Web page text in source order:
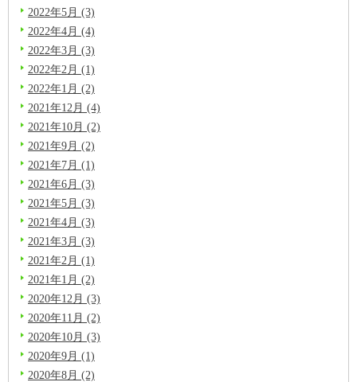
2022年5月 (3)
2022年4月 (4)
2022年3月 (3)
2022年2月 (1)
2022年1月 (2)
2021年12月 (4)
2021年10月 (2)
2021年9月 (2)
2021年7月 (1)
2021年6月 (3)
2021年5月 (3)
2021年4月 (3)
2021年3月 (3)
2021年2月 (1)
2021年1月 (2)
2020年12月 (3)
2020年11月 (2)
2020年10月 (3)
2020年9月 (1)
2020年8月 (2)